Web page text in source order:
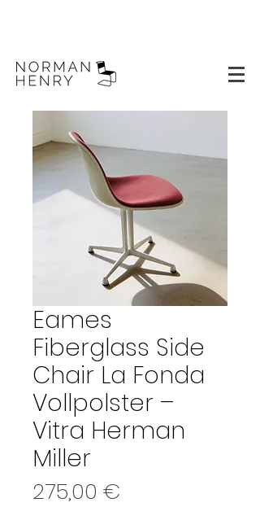
Eames
Fiberglass Side
Chair La Fonda
Vollpolster –
Vitra Herman
Miller
275,00 €